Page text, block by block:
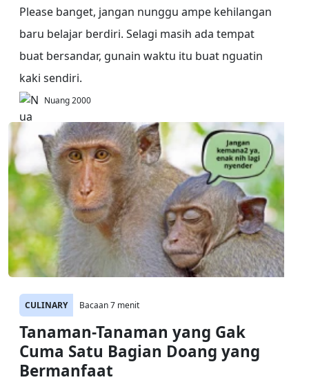
Please banget, jangan nunggu ampe kehilangan
baru belajar berdiri. Selagi masih ada tempat
buat bersandar, gunain waktu itu buat nguatin
kaki sendiri.
Nuang 2000
CULINARY Bacaan 7 menit
Tanaman-Tanaman yang Gak
Cuma Satu Bagian Doang yang
Bermanfaat